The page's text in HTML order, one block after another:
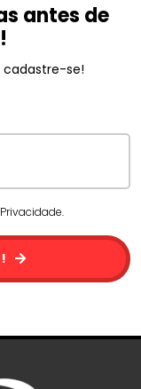
antes de
se!